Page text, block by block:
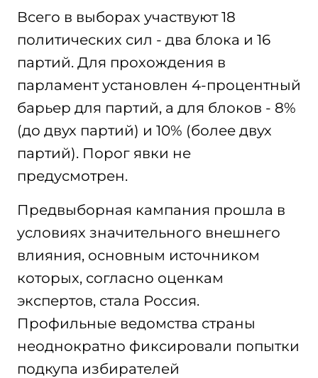
Всего в выборах участвуют 18
политических сил - два блока и 16
партий. Для прохождения в
парламент установлен 4-процентный
барьер для партий, а для блоков - 8%
(до двух партий) и 10% (более двух
партий). Порог явки не
предусмотрен.
Предвыборная кампания прошла в
условиях значительного внешнего
влияния, основным источником
которых, согласно оценкам
экспертов, стала Россия.
Профильные ведомства страны
неоднократно фиксировали попытки
подкупа избирателей